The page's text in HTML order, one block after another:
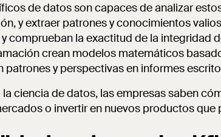
de datos son capaces de analizar
y extraer patrones y conocimientos
comprueban la exactitud de la integridad
crean modelos matemáticos
patrones y perspectivas en informes
la ciencia de datos, las empresas saben
o invertir en nuevos productos